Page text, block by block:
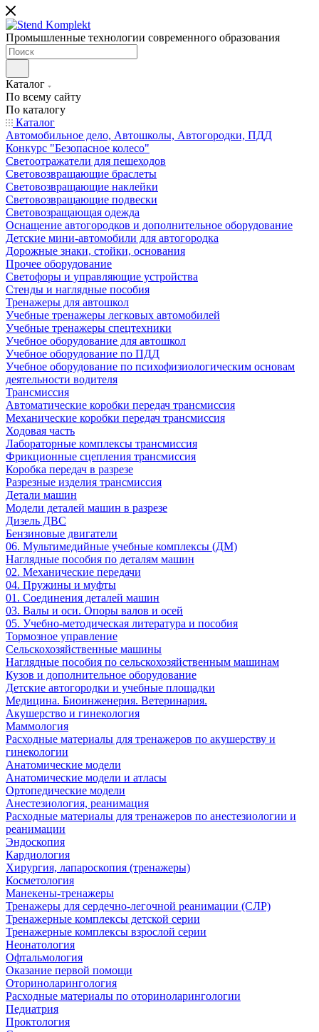
Промышленные технологии современного образования
Каталог
По всему сайту
По каталогу
Каталог
Автомобильное дело, Автошколы, Автогородки, ПДД
Конкурс "Безопасное колесо"
Светоотражатели для пешеходов
Световозвращающие браслеты
Световозвращающие наклейки
Световозвращающие подвески
Световозращающая одежда
Оснащение автогородков и дополнительное оборудование
Детские мини-автомобили для автогородка
Дорожные знаки, стойки, основания
Прочее оборудование
Светофоры и управляющие устройства
Стенды и наглядные пособия
Тренажеры для автошкол
Учебные тренажеры легковых автомобилей
Учебные тренажеры спецтехники
Учебное оборудование для автошкол
Учебное оборудование по ПДД
Учебное оборудование по психофизиологическим основам
деятельности водителя
Трансмиссия
Автоматические коробки передач трансмиссия
Механические коробки передач трансмиссия
Ходовая часть
Лабораторные комплексы трансмиссия
Фрикционные сцепления трансмиссия
Коробка передач в разрезе
Разрезные изделия трансмиссия
Детали машин
Модели деталей машин в разрезе
Дизель ДВС
Бензиновые двигатели
06. Мультимедийные учебные комплексы (ДМ)
Наглядные пособия по деталям машин
02. Механические передачи
04. Пружины и муфты
01. Соединения деталей машин
03. Валы и оси. Опоры валов и осей
05. Учебно-методическая литература и пособия
Тормозное управление
Сельскохозяйственные машины
Наглядные пособия по сельскохозяйственным машинам
Кузов и дополнительное оборудование
Детские автогородки и учебные площадки
Медицина. Биоинженерия. Ветеринария.
Акушерство и гинекология
Маммология
Расходные материалы для тренажеров по акушерству и
гинекологии
Анатомические модели
Анатомические модели и атласы
Ортопедические модели
Анестезиология, реанимация
Расходные материалы для тренажеров по анестезиологии и
реанимации
Эндоскопия
Кардиология
Хирургия, лапароскопия (тренажеры)
Косметология
Манекены-тренажеры
Тренажеры для сердечно-легочной реанимации (СЛР)
Тренажерные комплексы детской серии
Тренажерные комплексы взрослой серии
Неонатология
Офтальмология
Оказание первой помощи
Оториноларингология
Расходные материалы по оториноларингологии
Педиатрия
Проктология